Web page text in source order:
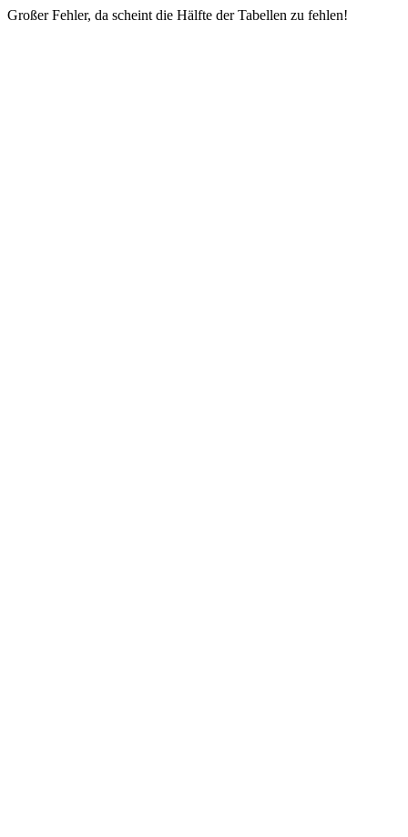
Großer Fehler, da scheint die Hälfte der Tabellen zu fehlen!